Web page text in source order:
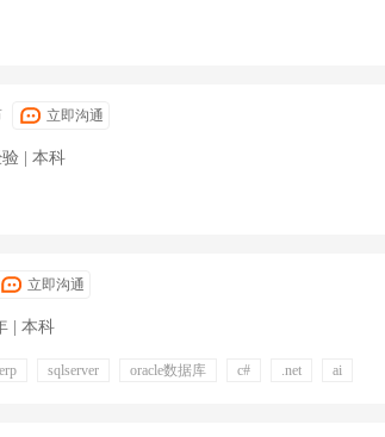
立即沟通
| 本科
立即沟通
| 本科
erp sqlserver oracle数据库 c# .net
ai